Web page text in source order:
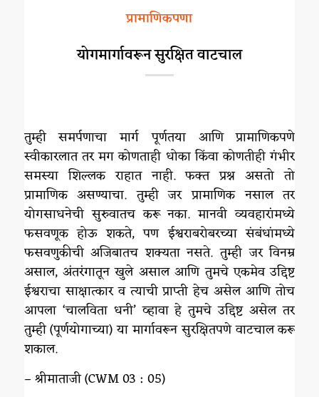
प्रामाणिकपणा
योगमार्गावरून सुरक्षित वाटचाल
तुम्ही समर्पणाचा मार्ग पूर्णतया आणि प्रामाणिकपणे
स्वीकारलात तर मग कोणताही धोका किंवा कोणतीही गंभीर
समस्या शिल्लक राहात नाही. फक्त प्रश्न असतो तो
प्रामाणिक असण्याचा. तुम्ही जर प्रामाणिक नसाल तर
योगसाधनेची सुरुवातच करू नका. मानवी व्यवहारांमध्ये
फसवणूक होऊ शकते, पण ईश्वराबरोबरच्या संबंधांमध्ये
फसवणुकीची अजिबातच शक्यता नसते. तुम्ही जर विनम्र
असाल, अंतरंगातून खुले असाल आणि तुमचे एकमेव उद्दिष्ट
ईश्वराचा साक्षात्कार व त्याची प्राप्ती हेच असेल आणि तोच
आपला ‘चालविता धनी’ व्हावा हे तुमचे उद्दिष्ट असेल तर
तुम्ही (पूर्णयोगाच्या) या मार्गावरून सुरक्षितपणे वाटचाल करू
शकाल.
– श्रीमाताजी (CWM 03 : 05)